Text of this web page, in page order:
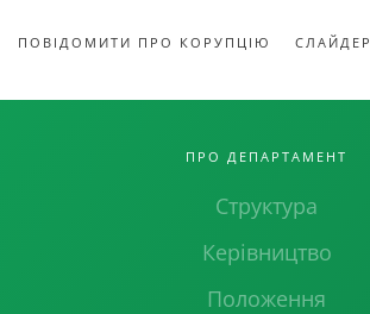
ПОВІДОМИТИ ПРО КОРУПЦІЮ СЛАЙДЕР
ПРО ДЕПАРТАМЕНТ
Структура
Керівництво
Положення